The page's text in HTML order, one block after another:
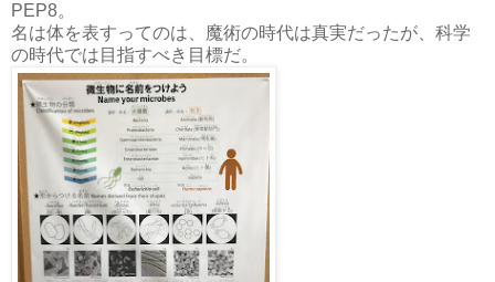
PEP8。
名は体を表すってのは、魔術の時代は真実だったが、科学
の時代では目指すべき目標だ。